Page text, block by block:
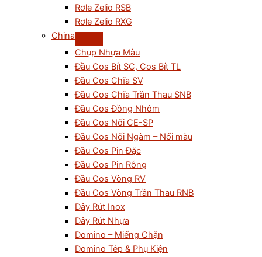
Rơle Zelio RSB
Rơle Zelio RXG
China
Chụp Nhựa Màu
Đầu Cos Bít SC, Cos Bít TL
Đầu Cos Chĩa SV
Đầu Cos Chĩa Trần Thau SNB
Đầu Cos Đồng Nhôm
Đầu Cos Nối CE-SP
Đầu Cos Nối Ngàm – Nối màu
Đầu Cos Pin Đặc
Đầu Cos Pin Rỗng
Đầu Cos Vòng RV
Đầu Cos Vòng Trần Thau RNB
Dây Rút Inox
Dây Rút Nhựa
Domino – Miếng Chặn
Domino Tép & Phụ Kiện